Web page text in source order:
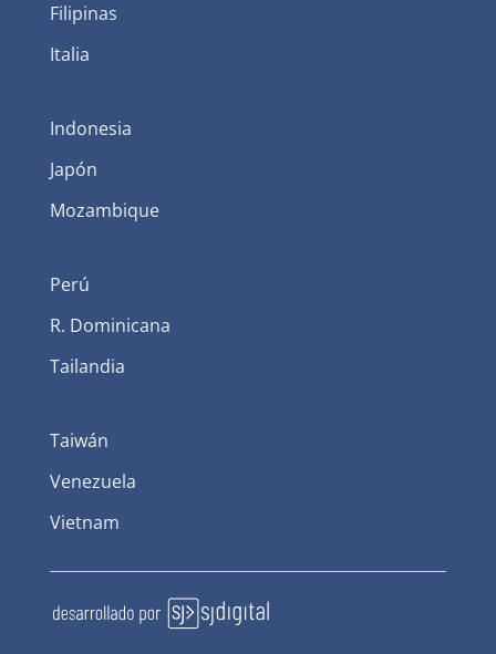
Filipinas
Italia
Indonesia
Japón
Mozambique
Perú
R. Dominicana
Tailandia
Taiwán
Venezuela
Vietnam